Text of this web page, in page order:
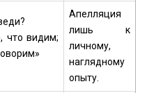
что видим;
Апелляция
лишь к
личному,
наглядному
опыту.